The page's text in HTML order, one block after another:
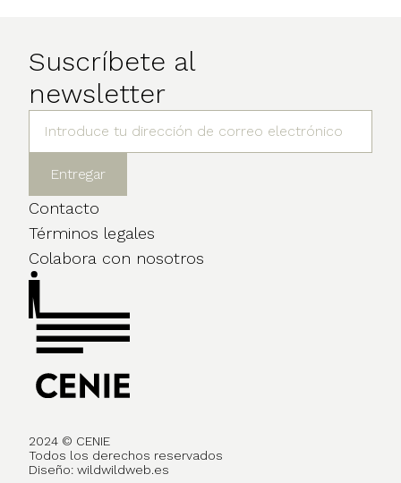
Suscríbete al
newsletter
Contacto
Términos legales
Colabora con nosotros
2024 © CENIE
Todos los derechos reservados
Diseño: wildwildweb.es